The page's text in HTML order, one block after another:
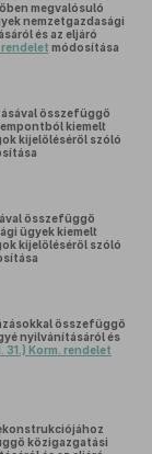
megvalósuló
nemzetgazdasági
és az eljáró
rendelet módosítása
összefüggő
kiemelt
kijelöléséről szóló
összefüggő
ügyek kiemelt
kijelöléséről szóló
összefüggő
nyilvánításáról és
31.) Korm. rendelet
közigazgatási